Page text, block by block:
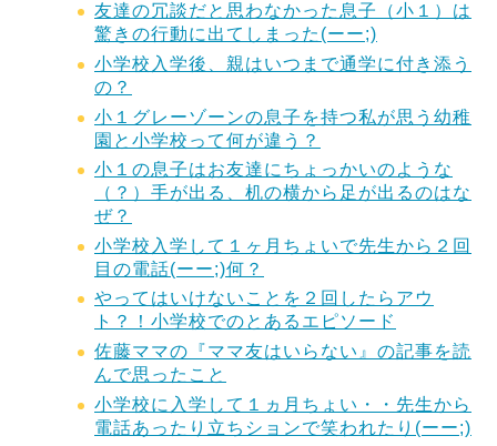
友達の冗談だと思わなかった息子（小１）は
驚きの行動に出てしまった(ーー;)
小学校入学後、親はいつまで通学に付き添う
の？
小１グレーゾーンの息子を持つ私が思う幼稚
園と小学校って何が違う？
小１の息子はお友達にちょっかいのような
（？）手が出る、机の横から足が出るのはな
ぜ？
小学校入学して１ヶ月ちょいで先生から２回
目の電話(ーー;)何？
やってはいけないことを２回したらアウ
ト？！小学校でのとあるエピソード
佐藤ママの『ママ友はいらない』の記事を読
んで思ったこと
小学校に入学して１ヵ月ちょい・・先生から
電話あったり立ちションで笑われたり(ーー;)